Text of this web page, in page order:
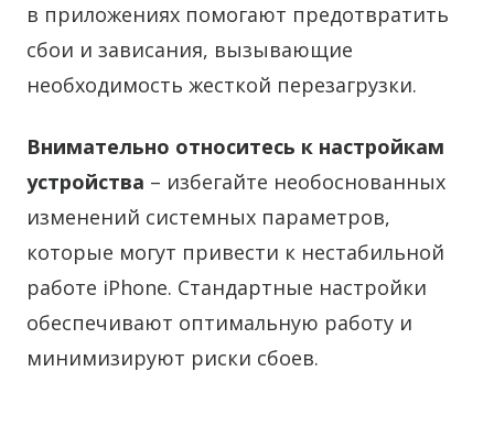
в приложениях помогают предотвратить
сбои и зависания, вызывающие
необходимость жесткой перезагрузки.
Внимательно относитесь к настройкам
устройства – избегайте необоснованных
изменений системных параметров,
которые могут привести к нестабильной
работе iPhone. Стандартные настройки
обеспечивают оптимальную работу и
минимизируют риски сбоев.